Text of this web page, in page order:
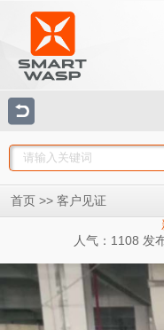
首页 >> 客户见证
人气：1108 发